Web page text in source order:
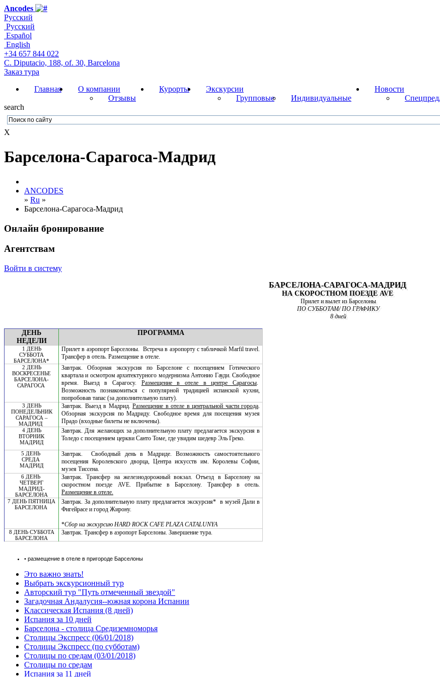
Ancodes
Русский
Русский
Español
English
+34 657 844 022
C. Diputacio, 188, of. 30, Barcelona
Заказ тура
Главная
О компании
Отзывы
Курорты
Экскурсии
Групповые
Индивидуальные
Новости
search
X
Барселона-Сарагоса-Мадрид
ANCODES
» Ru »
Барселона-Сарагоса-Мадрид
Онлайн бронирование
Агентствам
Войти в систему
БАРСЕЛОНА-САРАГОСА-МАДРИД
НА СКОРОСТНОМ ПОЕЗДЕ AVE
Прилет и вылет из Барселоны
ПО СУББОТАМ/ ПО ГРАФИКУ
8 дней
ДЕНЬ
НЕДЕЛИ
ПРОГРАММА
1 ДЕНЬ
СУББОТА
БАРСЕЛОНА*
Прилет в аэропорт Барселоны. Встреча в аэропорту с табличкой Marfil travel.
Трансфер в отель. Размещение в отеле.
2 ДЕНЬ
ВОСКРЕСЕНЬЕ
БАРСЕЛОНА-
САРАГОСА
Завтрак. Обзорная экскурсия по Барселоне с посещением Готического
квартала и осмотром архитектурного модернизма Антонио Гауди. Свободное
время. Выезд в Сарагосу. Размещение в отеле в центре Сарагосы.
Возможность познакомиться с популярной традицией испанской кухни,
попробовав тапас (за дополнительную плату).
3 ДЕНЬ
ПОНЕДЕЛЬНИК
САРАГОСА –
МАДРИД
Завтрак. Выезд в Мадрид. Размещение в отеле в центральной части города.
Обзорная экскурсия по Мадриду. Свободное время для посещения музея
Прадо (входные билеты не включены).
4 ДЕНЬ
ВТОРНИК
МАДРИД
Завтрак. Для желающих за дополнительную плату предлагается экскурсия в
Толедо с посещением церкви Санто Томе, где увидим шедевр Эль Греко.
5 ДЕНЬ
СРЕДА
МАДРИД
Завтрак.
Свободный день в Мадриде. Возможность самостоятельного
посещения Королевского дворца, Центра искусств им. Королевы Софии,
музея Тиссена.
6 ДЕНЬ
ЧЕТВЕРГ
МАДРИД-
БАРСЕЛОНА
Завтрак. Трансфер на железнодорожный вокзал. Отъезд в Барселону на
скоростном поезде AVE. Прибытие в Барселону. Трансфер в отель.
Размещение в отеле.
7 ДЕНЬ ПЯТНИЦА
БАРСЕЛОНА
Завтрак. За дополнительную плату предлагается экскурсия* в музей Дали в
Фигейрасе и город Жирону.
*Сбор на экскурсию HARD ROCK CAFE PLAZA CATALUNYA
8 ДЕНЬ СУББОТА
БАРСЕЛОНА
Завтрак. Трансфер в аэропорт Барселоны. Завершение тура.
• размещение в отеле в пригороде Барселоны
Это важно знать!
Выбрать экскурсионный тур
Авторский тур "Путь отмеченный звездой"
Загадочная Андалусия--южная корона Испании
Классическая Испания (8 дней)
Испания за 10 дней
Барселона - столица Средиземноморья
Столицы Экспресс (06/01/2018)
Столицы Экспресс (по субботам)
Столицы по средам (03/01/2018)
Столицы по средам
Испания за 11 дней